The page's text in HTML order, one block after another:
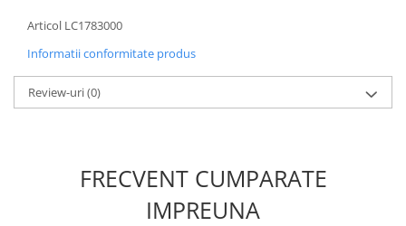
Articol LC1783000
Informatii conformitate produs
Review-uri(0)
FRECVENT CUMPARATE
IMPREUNA